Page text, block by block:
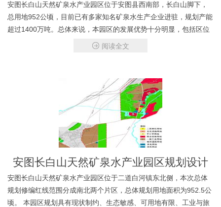
安图长白山天然矿泉水产业园区位于安图县西南部，长白山脚下，
总用地952公顷，目前已有多家知名矿泉水生产企业进驻，规划产能
超过1400万吨。总体来说，本园区的发展优势十分明显，包括区位
交通优势、“长白山”品牌优势、矿泉水资源优势、生态资源优势、矿
阅读全文
安图长白山天然矿泉水产业园区规划设计
安图长白山天然矿泉水产业园区位于二道白河镇东北侧，本次总体
规划修编红线范围分成南北两个片区，总体规划用地面积为952.5公
顷。 本园区规划具有现状制约、生态敏感、可用地有限、工业与旅